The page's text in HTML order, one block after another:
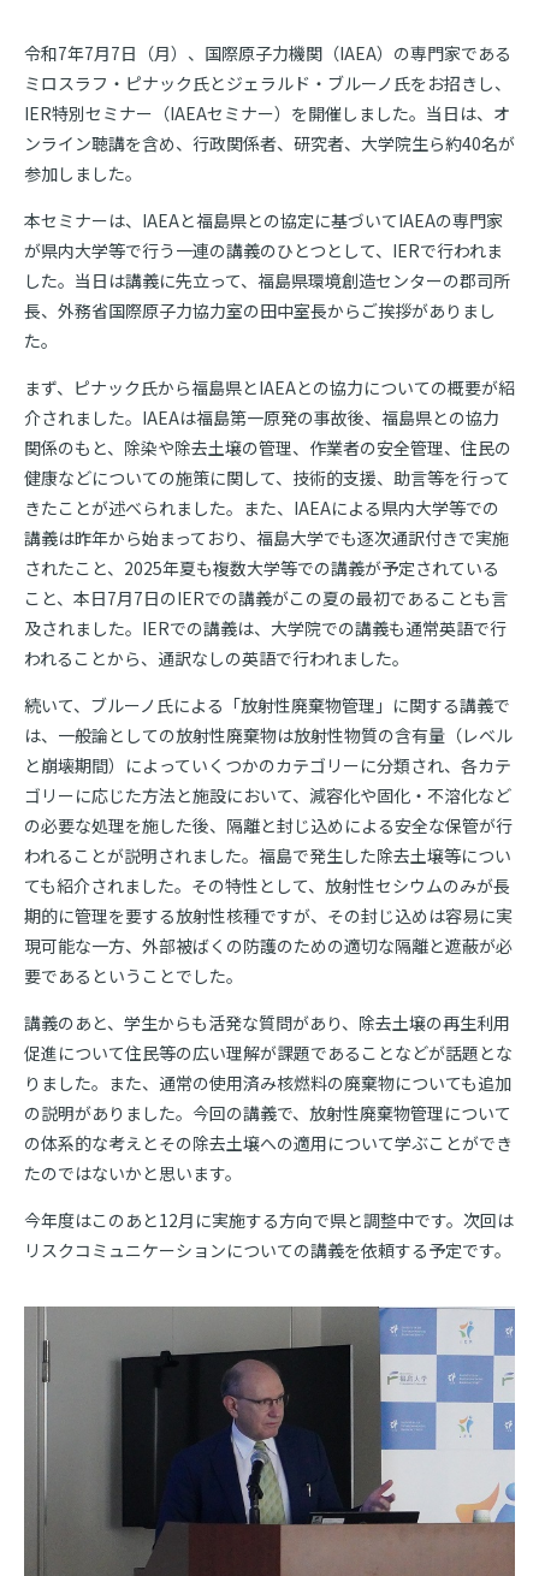
令和7年7月7日（月）、国際原子力機関（IAEA）の専門家である
ミロスラフ・ピナック氏とジェラルド・ブルーノ氏をお招きし、
IER特別セミナー（IAEAセミナー）を開催しました。当日は、オ
ンライン聴講を含め、行政関係者、研究者、大学院生ら約40名が
参加しました。
本セミナーは、IAEAと福島県との協定に基づいてIAEAの専門家
が県内大学等で行う一連の講義のひとつとして、IERで行われま
した。当日は講義に先立って、福島県環境創造センターの郡司所
長、外務省国際原子力協力室の田中室長からご挨拶がありまし
た。
まず、ピナック氏から福島県とIAEAとの協力についての概要が紹
介されました。IAEAは福島第一原発の事故後、福島県との協力
関係のもと、除染や除去土壌の管理、作業者の安全管理、住民の
健康などについての施策に関して、技術的支援、助言等を行って
きたことが述べられました。また、IAEAによる県内大学等での
講義は昨年から始まっており、福島大学でも逐次通訳付きで実施
されたこと、2025年夏も複数大学等での講義が予定されている
こと、本日7月7日のIERでの講義がこの夏の最初であることも言
及されました。IERでの講義は、大学院での講義も通常英語で行
われることから、通訳なしの英語で行われました。
続いて、ブルーノ氏による「放射性廃棄物管理」に関する講義で
は、一般論としての放射性廃棄物は放射性物質の含有量（レベル
と崩壊期間）によっていくつかのカテゴリーに分類され、各カテ
ゴリーに応じた方法と施設において、減容化や固化・不溶化など
の必要な処理を施した後、隔離と封じ込めによる安全な保管が行
われることが説明されました。福島で発生した除去土壌等につい
ても紹介されました。その特性として、放射性セシウムのみが長
期的に管理を要する放射性核種ですが、その封じ込めは容易に実
現可能な一方、外部被ばくの防護のための適切な隔離と遮蔽が必
要であるということでした。
講義のあと、学生からも活発な質問があり、除去土壌の再生利用
促進について住民等の広い理解が課題であることなどが話題とな
りました。また、通常の使用済み核燃料の廃棄物についても追加
の説明がありました。今回の講義で、放射性廃棄物管理について
の体系的な考えとその除去土壌への適用について学ぶことができ
たのではないかと思います。
今年度はこのあと12月に実施する方向で県と調整中です。次回は
リスクコミュニケーションについての講義を依頼する予定です。